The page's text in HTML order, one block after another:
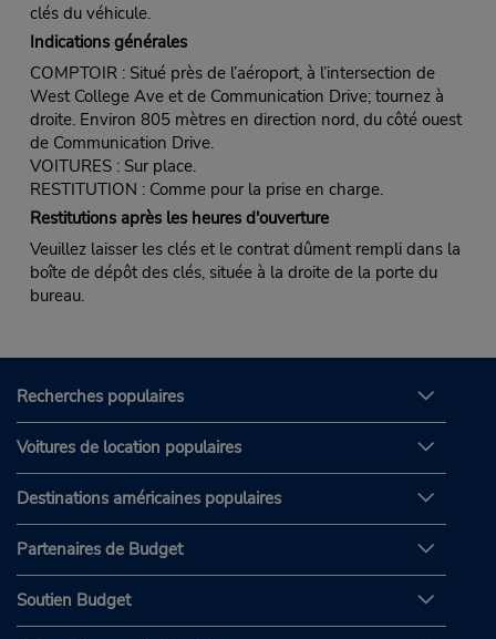
clés du véhicule.
Indications générales
COMPTOIR : Situé près de l’aéroport, à l’intersection de
West College Ave et de Communication Drive; tournez à
droite. Environ 805 mètres en direction nord, du côté ouest
de Communication Drive.
VOITURES : Sur place.
RESTITUTION : Comme pour la prise en charge.
Restitutions après les heures d'ouverture
Veuillez laisser les clés et le contrat dûment rempli dans la
boîte de dépôt des clés, située à la droite de la porte du
bureau.
Recherches populaires
Voitures de location populaires
Destinations américaines populaires
Partenaires de Budget
Soutien Budget